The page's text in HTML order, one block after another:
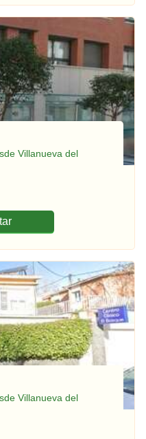
Villanueva del
Villanueva del